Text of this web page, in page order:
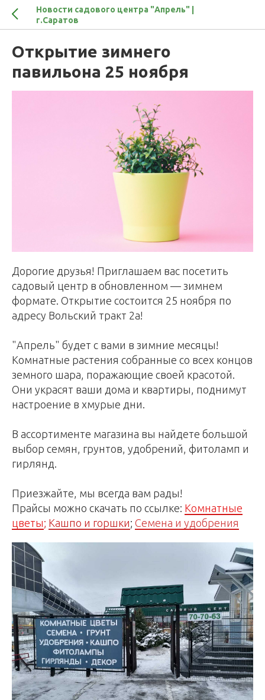
Новости садового центра "Апрель" |
г.Саратов
Открытие зимнего
павильона 25 ноября
Дорогие друзья! Приглашаем вас посетить
садовый центр в обновленном — зимнем
формате. Открытие состоится 25 ноября по
адресу Вольский тракт 2а!
"Апрель" будет с вами в зимние месяцы!
Комнатные растения собранные со всех концов
земного шара, поражающие своей красотой.
Они украсят ваши дома и квартиры, поднимут
настроение в хмурые дни.
В ассортименте магазина вы найдете большой
выбор семян, грунтов, удобрений, фитоламп и
гирлянд.
Приезжайте, мы всегда вам рады!
Прайсы можно скачать по ссылке: Комнатные
цветы; Кашпо и горшки; Семена и удобрения